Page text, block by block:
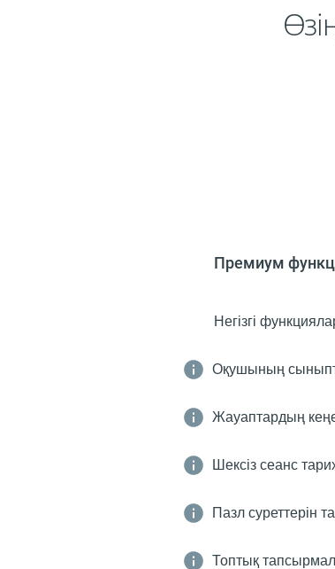
Премиум
Негізгі
Оқушының
Жауаптардың
Шексіз сеанс
Пазл суреттерін
Топтық